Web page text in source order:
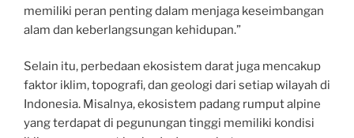
memiliki peran penting dalam menjaga keseimbangan
alam dan keberlangsungan kehidupan.”
Selain itu, perbedaan ekosistem darat juga mencakup
faktor iklim, topografi, dan geologi dari setiap wilayah di
Indonesia. Misalnya, ekosistem padang rumput alpine
yang terdapat di pegunungan tinggi memiliki kondisi